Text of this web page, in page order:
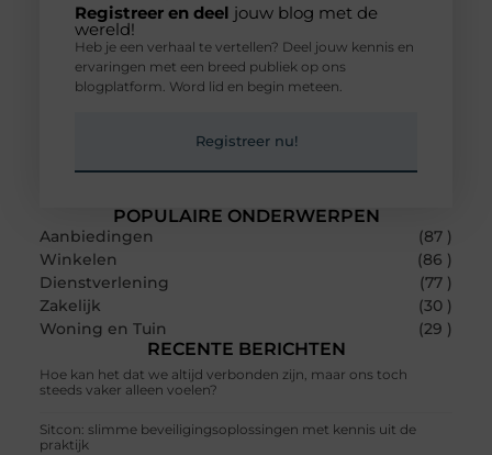
POPULAIRE ONDERWERPEN
Aanbiedingen
(87 )
Winkelen
(86 )
Dienstverlening
(77 )
Zakelijk
(30 )
Woning en Tuin
(29 )
RECENTE BERICHTEN
Hoe kan het dat we altijd verbonden zijn, maar ons toch
steeds vaker alleen voelen?
Sitcon: slimme beveiligingsoplossingen met kennis uit de
praktijk
Registreer en deel jouw blog met de
wereld!
Heb je een verhaal te vertellen? Deel jouw kennis en
ervaringen met een breed publiek op ons
blogplatform. Word lid en begin meteen.
Registreer nu!